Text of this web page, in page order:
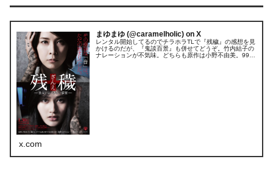
まゆまゆ (@caramelholic) on X
レンタル開始してるのでチラホラTLで『残穢』の感想を見
かけるのだが、『鬼談百景』も併せてどうぞ。竹内結子の
ナレーションが不気味。どちらも原作は小野不由美。99話
x.com